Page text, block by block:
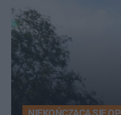
NIEKOŃCZĄCA SIĘ